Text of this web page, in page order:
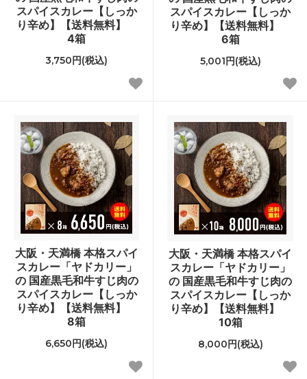
スパイスカレー【しっか
り辛め】【送料無料】
4箱
3,750円(税込)
スパイスカレー【しっか
り辛め】【送料無料】
6箱
5,001円(税込)
大阪・天満橋 本格スパイ
スカレー「ヤドカリー」
の 国産黒毛和牛すじ肉の
スパイスカレー【しっか
り辛め】【送料無料】
8箱
6,650円(税込)
大阪・天満橋 本格スパイ
スカレー「ヤドカリー」
の 国産黒毛和牛すじ肉の
スパイスカレー【しっか
り辛め】【送料無料】
10箱
8,000円(税込)